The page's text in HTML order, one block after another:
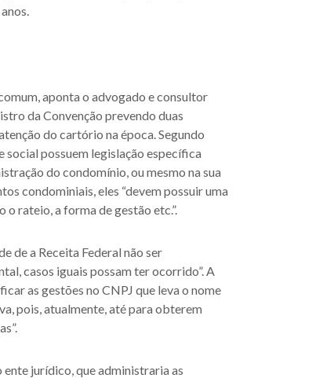
aponta o advogado e consultor
da Convenção prevendo duas
do cartório na época. Segundo
possuem legislação específica
do condomínio, ou mesmo na sua
condominiais, eles “devem possuir uma
rateio, a forma de gestão etc.”.
de a Receita Federal não ser
casos iguais possam ter ocorrido”. A
as gestões no CNPJ que leva o nome
pois, atualmente, até para obterem
jurídico, que administraria as